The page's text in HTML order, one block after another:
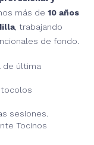
más de 10 años
, trabajando
de fondo.
de última
sesiones.
Tocinos